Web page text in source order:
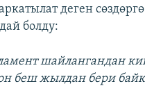
деген
болду:
шайлангандан
беш жылдан бери